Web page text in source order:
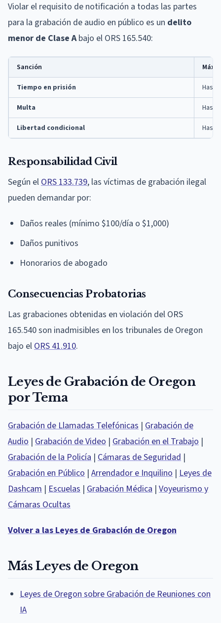
Violar el requisito de notificación a todas las partes
para la grabación de audio en público es un delito
menor de Clase Abajo el ORS 165.540:
Sanción
Tiempo en prisión Hasta
Multa Hasta
Libertad condicional Hasta
Responsabilidad Civil
Según elORS 133.739, las víctimas de grabación ilegal
pueden demandar por:
Daños reales (mínimo $100/día o $1,000)
Daños punitivos
Honorarios de abogado
Consecuencias Probatorias
Las grabaciones obtenidas en violación del ORS
165.540 son inadmisibles en los tribunales de Oregon
bajo elORS 41.910.
Leyes de Grabación de Oregon
por Tema
Grabación de Llamadas Telefónicas | Grabación de
Audio | Grabación de Video | Grabación en el Trabajo |
Grabación de la Policía | Cámaras de Seguridad |
Grabación en Público | Arrendador e Inquilino | Leyes de
Dashcam | Escuelas | Grabación Médica | Voyeurismo y
Cámaras Ocultas
Volver a las Leyes de Grabación de Oregon
Más Leyes de Oregon
Leyes de Oregon sobre Grabación de Reuniones con
IA